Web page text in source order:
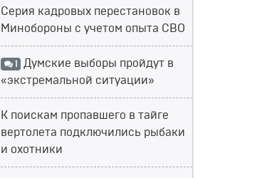
Серия кадровых перестановок в
Минобороны с учетом опыта СВО
1 Думские выборы пройдут в
«экстремальной ситуации»
К поискам пропавшего в тайге
вертолета подключились рыбаки
и охотники